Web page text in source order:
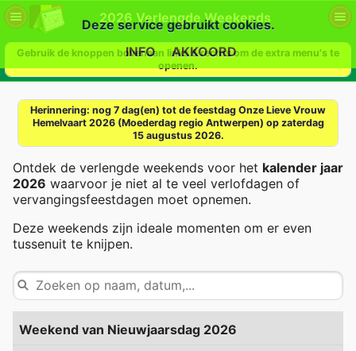
2026 Verlengde Weekends
Gebruik de knoppen bovenaan links & rechts om de extra menu's te
openen.
Herinnering: nog 7 dag(en) tot de feestdag Onze Lieve Vrouw
Hemelvaart 2026 (Moederdag regio Antwerpen) op zaterdag
15 augustus 2026.
Ontdek de verlengde weekends voor het kalender jaar
2026 waarvoor je niet al te veel verlofdagen of
vervangingsfeestdagen moet opnemen.
Deze weekends zijn ideale momenten om er even
tussenuit te knijpen.
Weekend van Nieuwjaarsdag 2026
Deze service gebruikt cookies.
INFO
AKKOORD